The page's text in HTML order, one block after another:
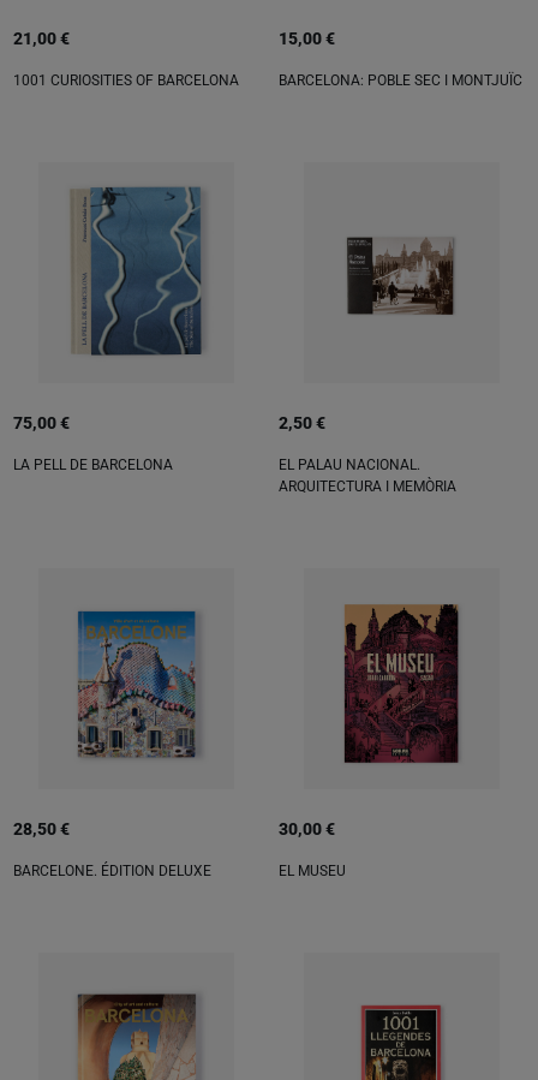
21,00 €
1001 CURIOSITIES OF BARCELONA
15,00 €
BARCELONA: POBLE SEC I MONTJUÏC
75,00 €
LA PELL DE BARCELONA
2,50 €
EL PALAU NACIONAL.
ARQUITECTURA I MEMÒRIA
28,50 €
BARCELONE. ÉDITION DELUXE
30,00 €
EL MUSEU